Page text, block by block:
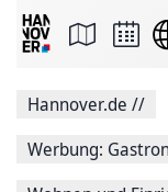
Seite
Facebook
teilen
Hannover.de //
Werbung: